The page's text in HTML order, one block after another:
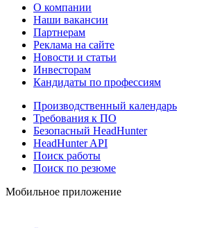
О компании
Наши вакансии
Партнерам
Реклама на сайте
Новости и статьи
Инвесторам
Кандидаты по профессиям
Производственный календарь
Требования к ПО
Безопасный HeadHunter
HeadHunter API
Поиск работы
Поиск по резюме
Мобильное приложение